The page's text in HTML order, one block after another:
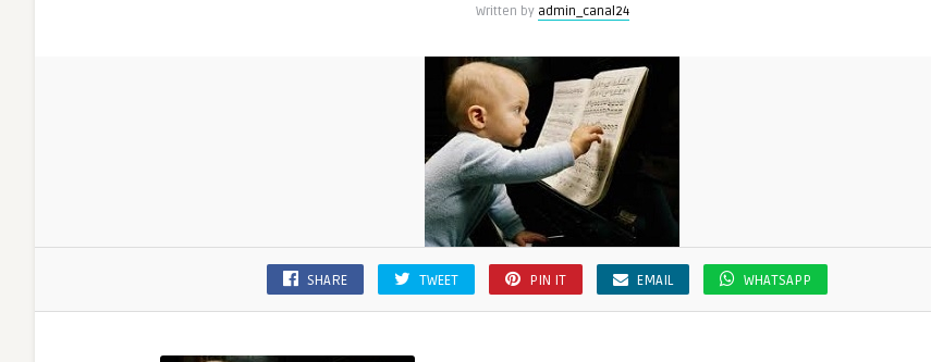
Written by admin_canal24
SHARE TWEET PIN IT EMAIL WHATSAPP